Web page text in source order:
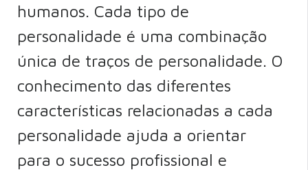
humanos. Cada tipo de
personalidade é uma combinação
única de traços de personalidade. O
conhecimento das diferentes
características relacionadas a cada
personalidade ajuda a orientar
para o sucesso profissional e